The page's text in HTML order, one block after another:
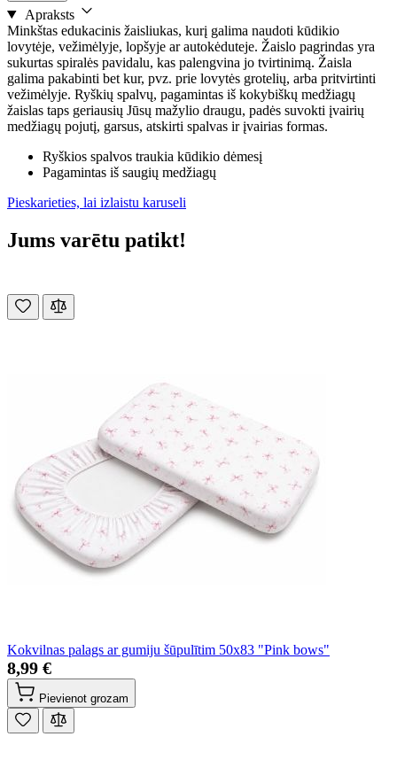
Apraksts
Minkštas edukacinis žaisliukas, kurį galima naudoti kūdikio
lovytėje, vežimėlyje, lopšyje ar autokėduteje. Žaislo pagrindas yra
sukurtas spiralės pavidalu, kas palengvina jo tvirtinimą. Žaisla
galima pakabinti bet kur, pvz. prie lovytės grotelių, arba pritvirtinti
vežimėlyje. Ryškių spalvų, pagamintas iš kokybiškų medžiagų
žaislas taps geriausių Jūsų mažylio draugu, padės suvokti įvairių
medžiagų pojutį, garsus, atskirti spalvas ir įvairias formas.
Ryškios spalvos traukia kūdikio dėmesį
Pagamintas iš saugių medžiagų
Pieskarieties, lai izlaistu karuseli
Jums varētu patikt!
Kokvilnas palags ar gumiju šūpulītim 50x83 "Pink bows"
8,99 €
Pievienot grozam